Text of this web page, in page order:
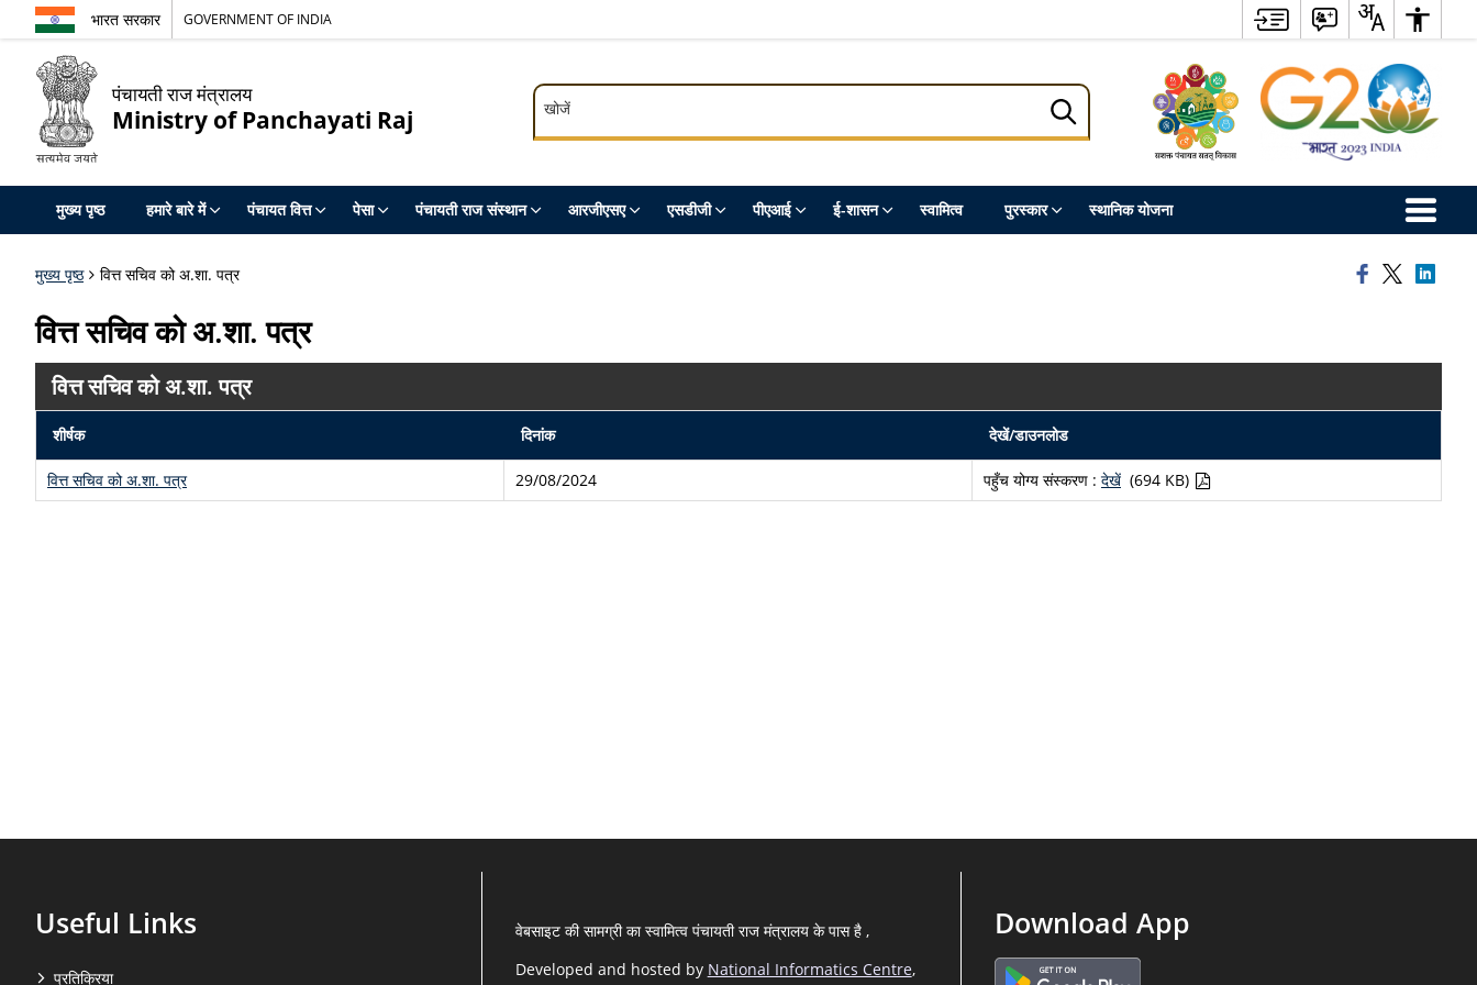
भारत सरकार GOVERNMENT OF INDIA
पंचायती राज मंत्रालय
Ministry of Panchayati Raj
खोजें
खोजें
मुख्य पृष्ठ हमारे बारे में पंचायत वित्त पेसा पंचायती राज संस्थान आरजीएसए एसडीजी पीएआई ई-शासन स्‍वामित्‍व पुरस्कार स्थानिक योजना
मुख्य पृष्ठ वित्त सचिव को अ.शा. पत्र
वित्त सचिव को अ.शा. पत्र
वित्त सचिव को अ.शा. पत्र
शीर्षक दिनांक देखें/डाउनलोड
वित्त सचिव को अ.शा. पत्र 29/08/2024 पहुँच योग्य संस्करण : देखें (694 KB)
Useful Links
प्रतिक्रिया
वेबसाइट की सामग्री का स्वामित्व पंचायती राज मंत्रालय के पास है ,
Developed and hosted by National Informatics Centre,
Download App